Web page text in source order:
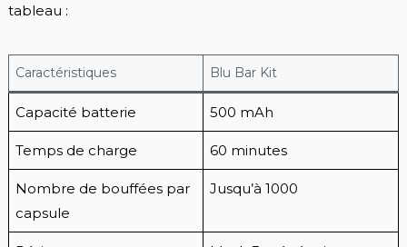
tableau :
Caractéristiques Blu Bar Kit
Capacité batterie 500 mAh
Temps de charge 60 minutes
Nombre de bouffées par
capsule
Jusqu’à 1000